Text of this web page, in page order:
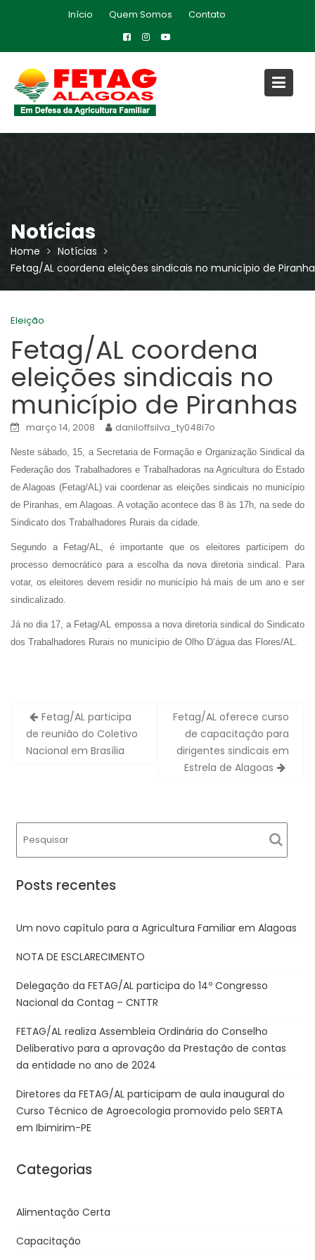
Início Quem Somos Contato
Notícias
Home
Notícias
Fetag/AL coordena eleições sindicais no município de
Eleição
Fetag/AL coordena
eleições sindicais no
município de Piranhas
março 14, 2008 daniloffsilva_ty048i7o
Neste sábado, 15, a Secretaria de Formação e Organização Sindical da
Federação dos Trabalhadores e Trabalhadoras na Agricultura do Estado
de Alagoas (Fetag/AL) vai coordenar as eleições sindicais no município
de Piranhas, em Alagoas. A votação acontece das 8 às 17h, na sede do
Sindicato dos Trabalhadores Rurais da cidade.
Segundo a Fetag/AL, é importante que os eleitores participem do
processo democrático para a escolha da nova diretoria sindical. Para
votar, os eleitores devem residir no município há mais de um ano e ser
sindicalizado.
Já no dia 17, a Fetag/AL empossa a nova diretoria sindical do Sindicato
dos Trabalhadores Rurais no município de Olho D’água das Flores/AL.
Navegação
de
Post
Fetag/AL participa
de reunião do Coletivo
Nacional em Brasília
Fetag/AL oferece curso
de capacitação para
dirigentes sindicais em
Estrela de Alagoas
Posts recentes
Um novo capítulo para a Agricultura Familiar em Alagoas
NOTA DE ESCLARECIMENTO
Delegação da FETAG/AL participa do 14º Congresso
Nacional da Contag – CNTTR
FETAG/AL realiza Assembleia Ordinária do Conselho
Deliberativo para a aprovação da Prestação de contas
da entidade no ano de 2024
Diretores da FETAG/AL participam de aula inaugural do
Curso Técnico de Agroecologia promovido pelo SERTA
em Ibimirim-PE
Categorias
Alimentação Certa
Capacitação